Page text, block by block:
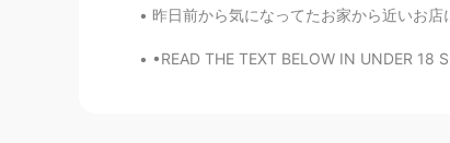
昨日前から気になってたお家から近いお店に一杯飲みに行った、友達と。そのお
•READ THE TEXT BELOW IN UNDER 18